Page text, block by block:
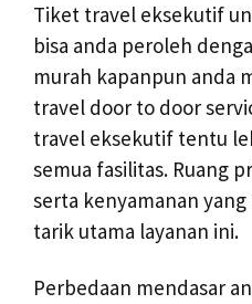
Tiket travel eksekutif
bisa anda peroleh
murah kapanpun anda
travel door to door
travel eksekutif tentu
semua fasilitas. Ruang
serta kenyamanan
tarik utama layanan ini.
Perbedaan mendasar